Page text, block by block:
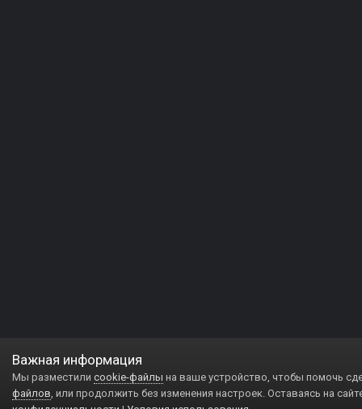
Важная информация
Мы разместили cookie-файлы на ваше устройство, чтобы помочь
файлов, или продолжить без изменения настроек. Оставаясь на